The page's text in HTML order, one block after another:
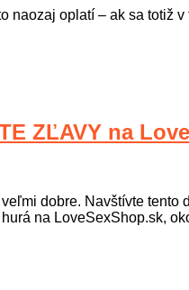
naozaj oplatí – ak sa totiž v
ZĽAVY na
dobre. Navštívte
hurá na LoveSexShop.sk,